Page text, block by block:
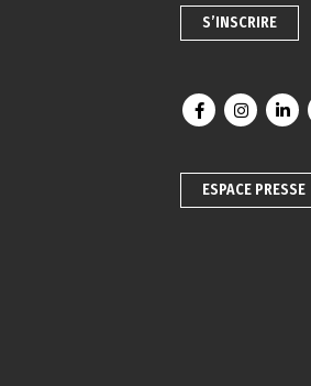
S’INSCRIRE
Lien vers le
Lien vers
ESPACE PRESSE